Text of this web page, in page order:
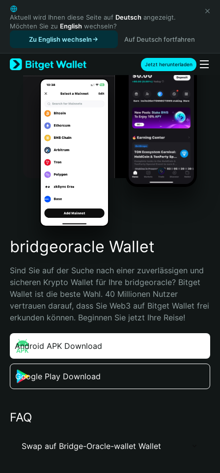
English
日本語
Tiếng Việt
Русский
Español (Latinoamérica)
Türkçe
Italiano
Português (Portugal)
Bahasa Indonesia
Português (Brasil)
Español (Argentina)
Aktuell wird Ihnen diese Seite auf Deutsch angezeigt.
Möchten Sie zu English wechseln?
Zu English wechseln
Auf Deutsch fortfahren
Jetzt herunterladen
bridgeoracle Wallet
Sind Sie auf der Suche nach einer zuverlässigen und
sicheren Krypto Wallet für Ihre bridgeoracle? Bitget
Wallet ist die beste Wahl. 40 Millionen Nutzer
vertrauen darauf, dass Sie Web3 auf Bitget Wallet frei
erkunden können. Beginnen Sie jetzt Ihre Reise!
Android APK Download
Google Play Download
FAQ
Swap auf Bridge-Oracle-wallet Wallet